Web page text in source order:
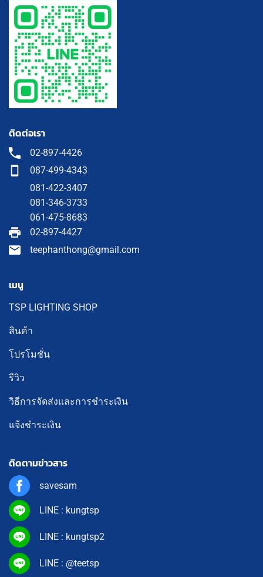
ติดต่อเรา
02-897-4426
087-499-4343
081-422-3407
081-346-3733
061-475-8683
02-897-4427
teephanthong@gmail.com
เมนู
TSP LIGHTING SHOP
สินค้า
โปรโมชั่น
รีวิว
วิธีการจัดส่งและการชำระเงิน
แจ้งชำระเงิน
ติดตามข่าวสาร
savesam
LINE : kungtsp
LINE : kungtsp2
LINE : @teetsp